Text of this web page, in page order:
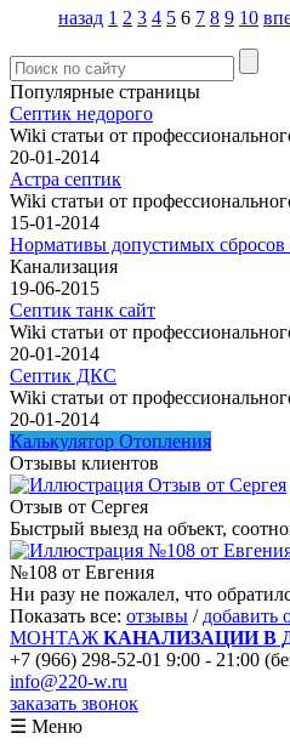
назад 1 2 3 4 5 6 7 8 9 10
Популярные страницы
Септик недорого
Wiki статьи от
20-01-2014
Астра септик
Wiki статьи от
15-01-2014
Нормативы допустимых сбросов
Канализация
19-06-2015
Септик танк сайт
Wiki статьи от
20-01-2014
Септик ДКС
Wiki статьи от
20-01-2014
Калькулятор Отопления
Отзывы клиентов
Отзыв от Сергея
Быстрый выезд на объект,
№108 от Евгения
Ни разу не пожалел, что
Показать все: отзывы / добавить
МОНТАЖ КАНАЛИЗАЦИИ В
+7 (966) 298-52-01 9:00 - 21:00
info@220-w.ru
заказать звонок
☰ Меню